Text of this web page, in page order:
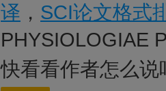
译 ， SCI论文格式
PHYSIOLOGIAE
快看看作者怎么说